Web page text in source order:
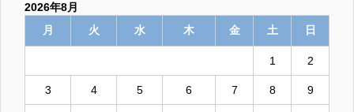
2026年8月
月
火 水 木 金 土 日
1 2
3 4 5 6 7 8 9